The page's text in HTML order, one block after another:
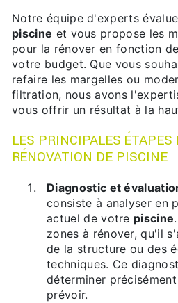
Notre équipe d'experts
piscine et vous propose les
pour la rénover en fonction
votre budget. Que vous
refaire les margelles ou
filtration, nous avons
vous offrir un résultat à la
LES PRINCIPALES ÉTAPES
RÉNOVATION DE PISCINE
Diagnostic et
consiste à analyser en
actuel de votre piscine
zones à rénover, qu'il
de la structure ou des
techniques. Ce
déterminer
prévoir.